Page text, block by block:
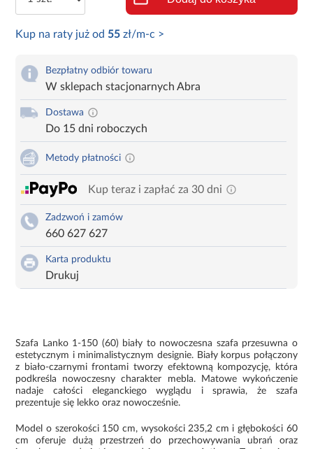
Kup na raty już od 55 zł/m-c >
Bezpłatny odbiór towaru
W sklepach stacjonarnych Abra
Dostawa
Do 15 dni roboczych
Metody płatności
Kup teraz i zapłać za 30 dni
Zadzwoń i zamów
660 627 627
Karta produktu
Drukuj
Szafa Lanko 1-150 (60) biały to nowoczesna szafa przesuwna o
estetycznym i minimalistycznym designie. Biały korpus połączony
z biało-czarnymi frontami tworzy efektowną kompozycję, która
podkreśla nowoczesny charakter mebla. Matowe wykończenie
nadaje całości eleganckiego wyglądu i sprawia, że szafa
prezentuje się lekko oraz nowocześnie.
Model o szerokości 150 cm, wysokości 235,2 cm i głębokości 60
cm oferuje dużą przestrzeń do przechowywania ubrań oraz